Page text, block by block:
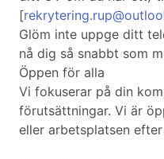
[
Glöm inte uppge ditt
nå dig så snabbt som
Öppen för alla
Vi fokuserar på din
förutsättningar. Vi är
eller arbetsplatsen